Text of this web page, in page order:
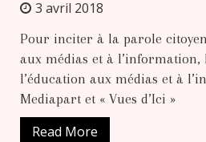
3 avril 2018
Pour inciter à la parole
aux médias et à
l’éducation aux médias et à
Mediapart et « Vues d’Ici »
Read More